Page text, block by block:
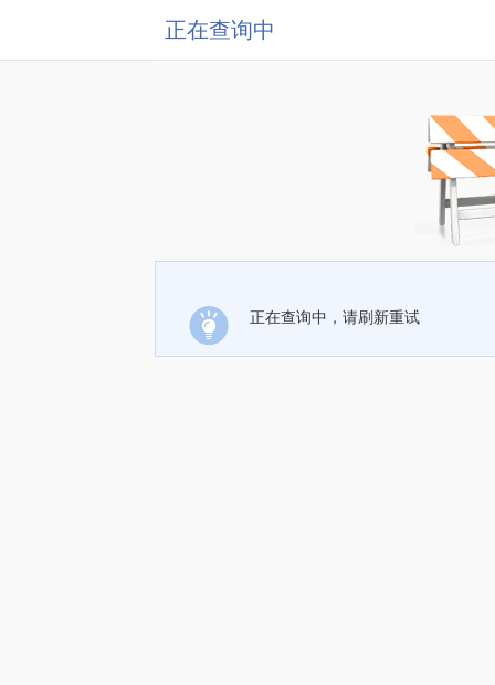
正在查询中
正在查询中，请刷新重试